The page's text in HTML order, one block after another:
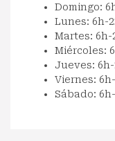
Domingo:
Lunes: 6h-
Martes: 6h-
Miércoles:
Jueves: 6h-
Viernes:
Sábado: